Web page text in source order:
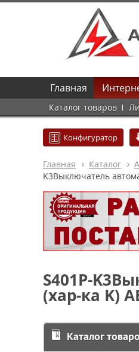
Главная
Каталог товаров
Конфигуратор
Главная Каталог
K3Выключатель
S401P-
(хар-ка K)
Каталог